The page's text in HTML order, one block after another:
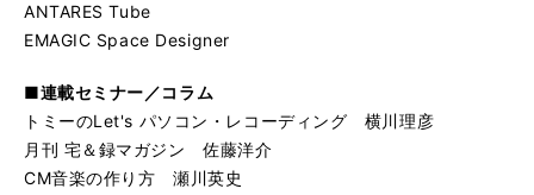
ANTARES Tube
EMAGIC Space Designer
■連載セミナー／コラム
トミーのLet's パソコン・レコーディング 横川理彦
月刊 宅＆録マガジン 佐藤洋介
CM音楽の作り方 瀬川英史